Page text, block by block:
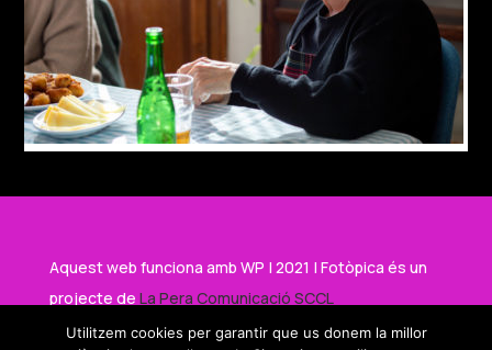
Aquest web funciona amb WP | 2021 | Fotòpica és un
projecte de La Pera Comunicació SCCL
Utilitzem cookies per garantir que us donem la millor